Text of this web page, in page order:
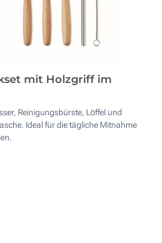
mit Holzgriff im
Reinigungsbürste, Löffel und
Ideal für die tägliche Mitnahme